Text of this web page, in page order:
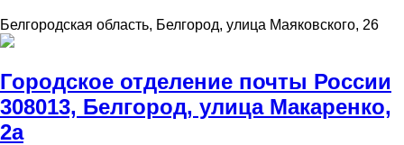
Белгородская область, Белгород, улица Маяковского, 26
Городское отделение почты России
308013, Белгород, улица Макаренко,
2а